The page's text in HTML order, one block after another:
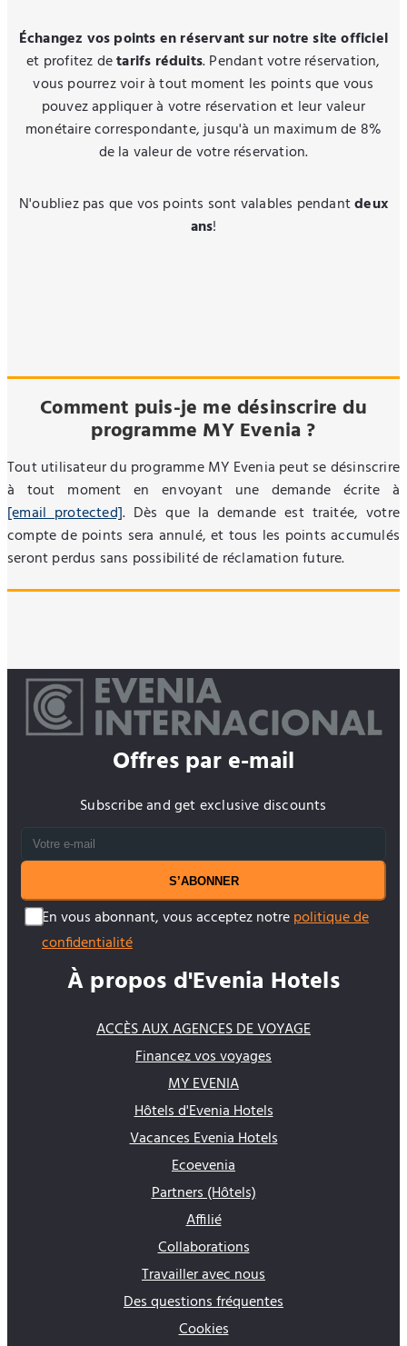
Échangez vos points en réservant sur notre site officiel
et profitez detarifs réduits. Pendant votre réservation,
vous pourrez voir à tout moment les points que vous
pouvez appliquer à votre réservation et leur valeur
monétaire correspondante, jusqu'à un maximum de 8%
de la valeur de votre réservation.
N'oubliez pas que vos points sont valables pendantdeux
ans!
Comment puis-je me désinscrire du
programme MY Evenia ?
Tout utilisateur du programme MY Evenia peut se désinscrire
à tout moment en envoyant une demande écrite à
[email protected]. Dès que la demande est traitée, votre
compte de points sera annulé, et tous les points accumulés
seront perdus sans possibilité de réclamation future.
Offres par e-mail
Subscribe and get exclusive discounts
S’ABONNER
En vous abonnant, vous acceptez notrepolitique de
confidentialité
À propos d'Evenia Hotels
ACCÈS AUX AGENCES DE VOYAGE
Financez vos voyages
MY EVENIA
Hôtels d'Evenia Hotels
Vacances Evenia Hotels
Ecoevenia
Partners (Hôtels)
Affilié
Collaborations
Travailler avec nous
Des questions fréquentes
Cookies